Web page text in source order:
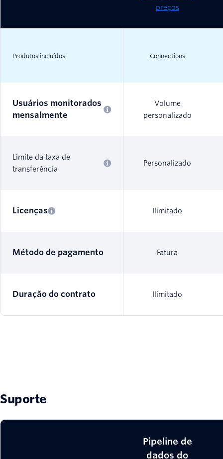
preços
Produtos incluídos Connections
Usuários monitorados
mensalmente
Volume
personalizado
Limite da taxa de
transferência
Personalizado
Licenças Ilimitado
Método de pagamento Fatura
Duração do contrato Ilimitado
Suporte
Pipeline de
dados do